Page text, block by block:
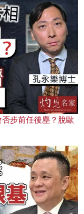
步前任後塵？脫歐